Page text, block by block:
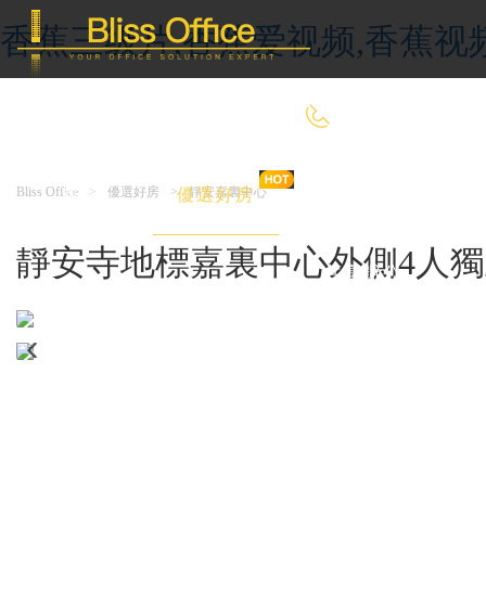
香蕉三级片,香蕉爱视频,香蕉视
首 頁 優選好房
共享辦公
Bliss Office > 優選好房 > 靜安嘉裏中心
靜安寺地標嘉裏中心外側4人獨